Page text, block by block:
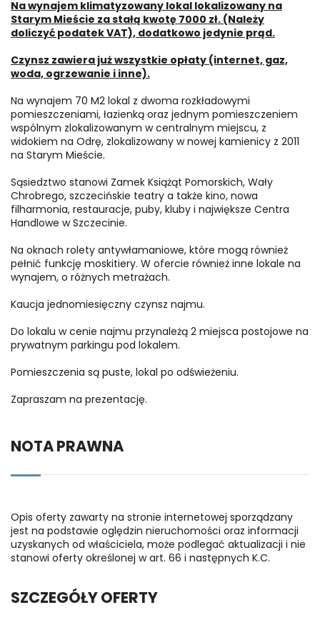
Na wynajem klimatyzowany lokal lokalizowany na
Starym Mieście za stałą kwotę 7000 zł. (Należy
doliczyć podatek VAT), dodatkowo jedynie prąd.
Czynsz zawiera już wszystkie opłaty (internet, gaz,
woda, ogrzewanie i inne).
Na wynajem 70 M2 lokal z dwoma rozkładowymi
pomieszczeniami, łazienką oraz jednym pomieszczeniem
wspólnym zlokalizowanym w centralnym miejscu, z
widokiem na Odrę, zlokalizowany w nowej kamienicy z 2011
na Starym Mieście.
Sąsiedztwo stanowi Zamek Książąt Pomorskich, Wały
Chrobrego, szczecińskie teatry a także kino, nowa
filharmonia, restauracje, puby, kluby i największe Centra
Handlowe w Szczecinie.
Na oknach rolety antywłamaniowe, które mogą również
pełnić funkcję moskitiery. W ofercie również inne lokale na
wynajem, o różnych metrażach.
Kaucja jednomiesięczny czynsz najmu.
Do lokalu w cenie najmu przynależą 2 miejsca postojowe na
prywatnym parkingu pod lokalem.
Pomieszczenia są puste, lokal po odświeżeniu.
Zapraszam na prezentację.
NOTA PRAWNA
Opis oferty zawarty na stronie internetowej sporządzany
jest na podstawie oględzin nieruchomości oraz informacji
uzyskanych od właściciela, może podlegać aktualizacji i nie
stanowi oferty określonej w art. 66 i następnych K.C.
SZCZEGÓŁY OFERTY